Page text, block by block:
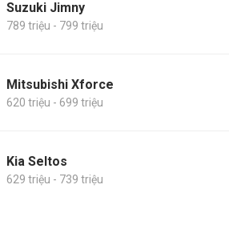
Suzuki Jimny
789 triệu - 799 triệu
Mitsubishi Xforce
620 triệu - 699 triệu
Kia Seltos
629 triệu - 739 triệu